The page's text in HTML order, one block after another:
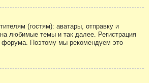
(гостям): аватары, отправку и
любимые темы и так далее. Регистрация
форума. Поэтому мы рекомендуем это